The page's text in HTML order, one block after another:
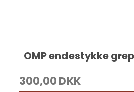
OMP endestykke
300,00 DKK